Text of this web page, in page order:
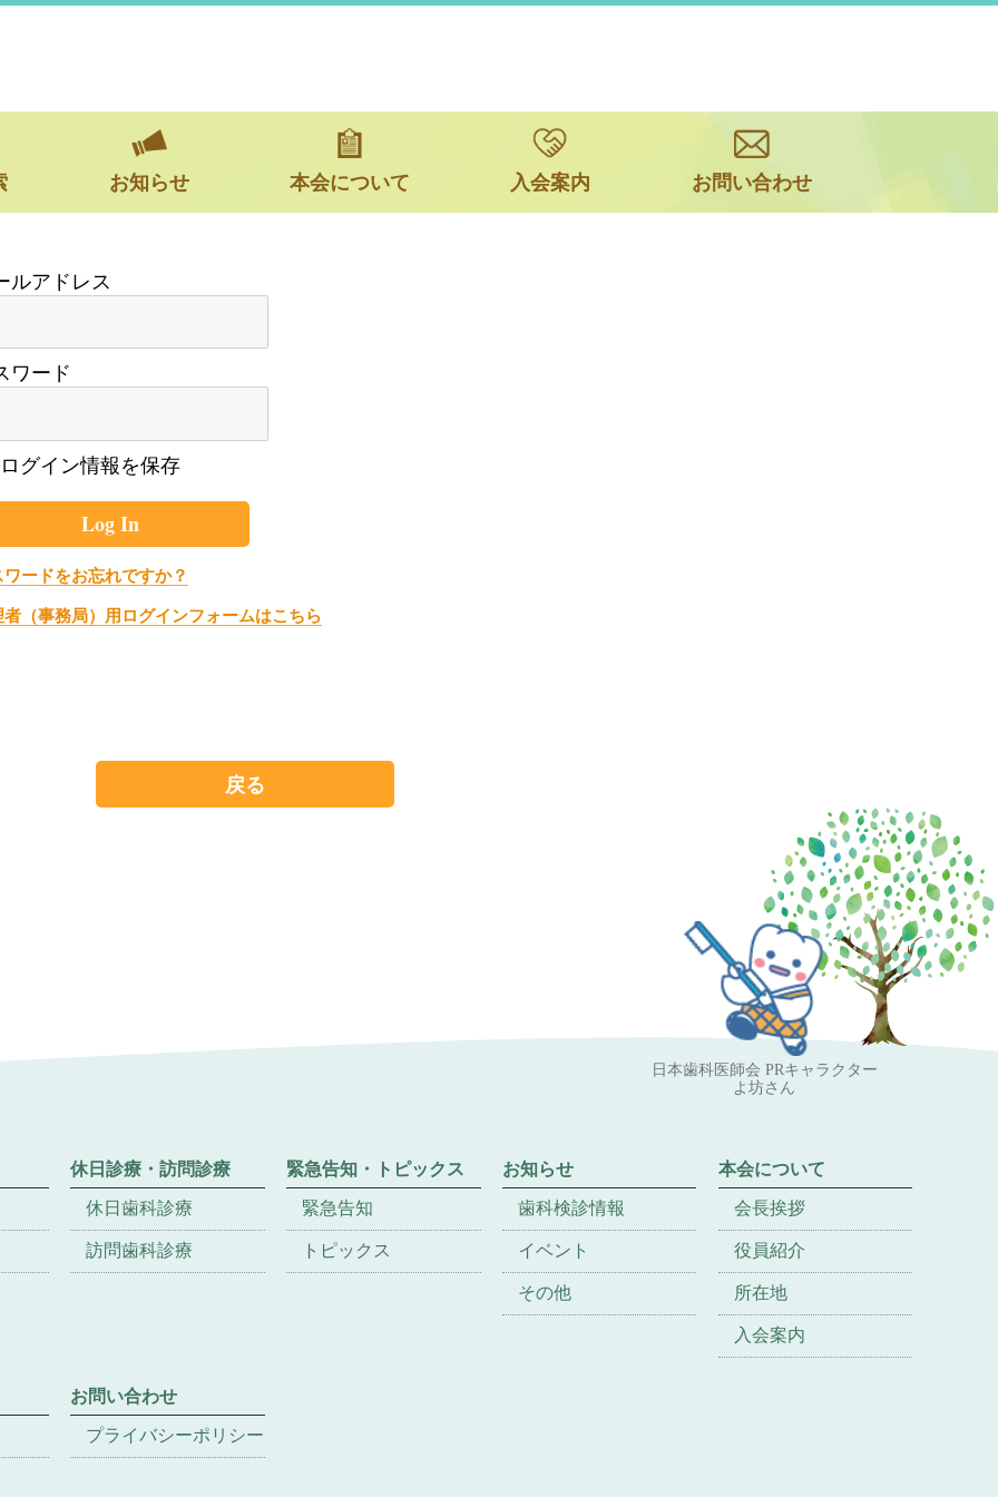
お知らせ 本会について 入会案内 お問い合わせ
ワード
ログイン情報を保存
ワードをお忘れですか？
者（事務局）用ログインフォームはこちら
戻る
日本歯科医師会 PRキャラクター
よ坊さん
休日診療・訪問診療
休日歯科診療
訪問歯科診療
緊急告知・トピックス
緊急告知
トピックス
お知らせ
歯科検診情報
イベント
その他
本会について
会長挨拶
役員紹介
所在地
入会案内
お問い合わせ
プライバシーポリシー